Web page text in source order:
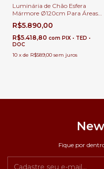
Luminária de Chão Esfera
Mármore Ø120cm Para Áreas
Internas e Externas.
R$5.890,00
R$5.418,80 com PIX • TED •
DOC
10 x de R$589,00 sem juros
Fique por